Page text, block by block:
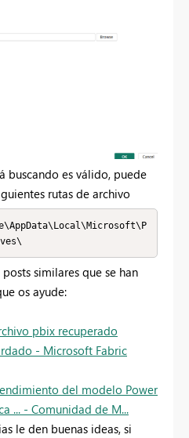
buscando es válido, puede
rutas de archivo
similares que se han
os ayude:
pbix recuperado
- Microsoft Fabric
del modelo Power
... - Comunidad de M...
le den buenas ideas, si